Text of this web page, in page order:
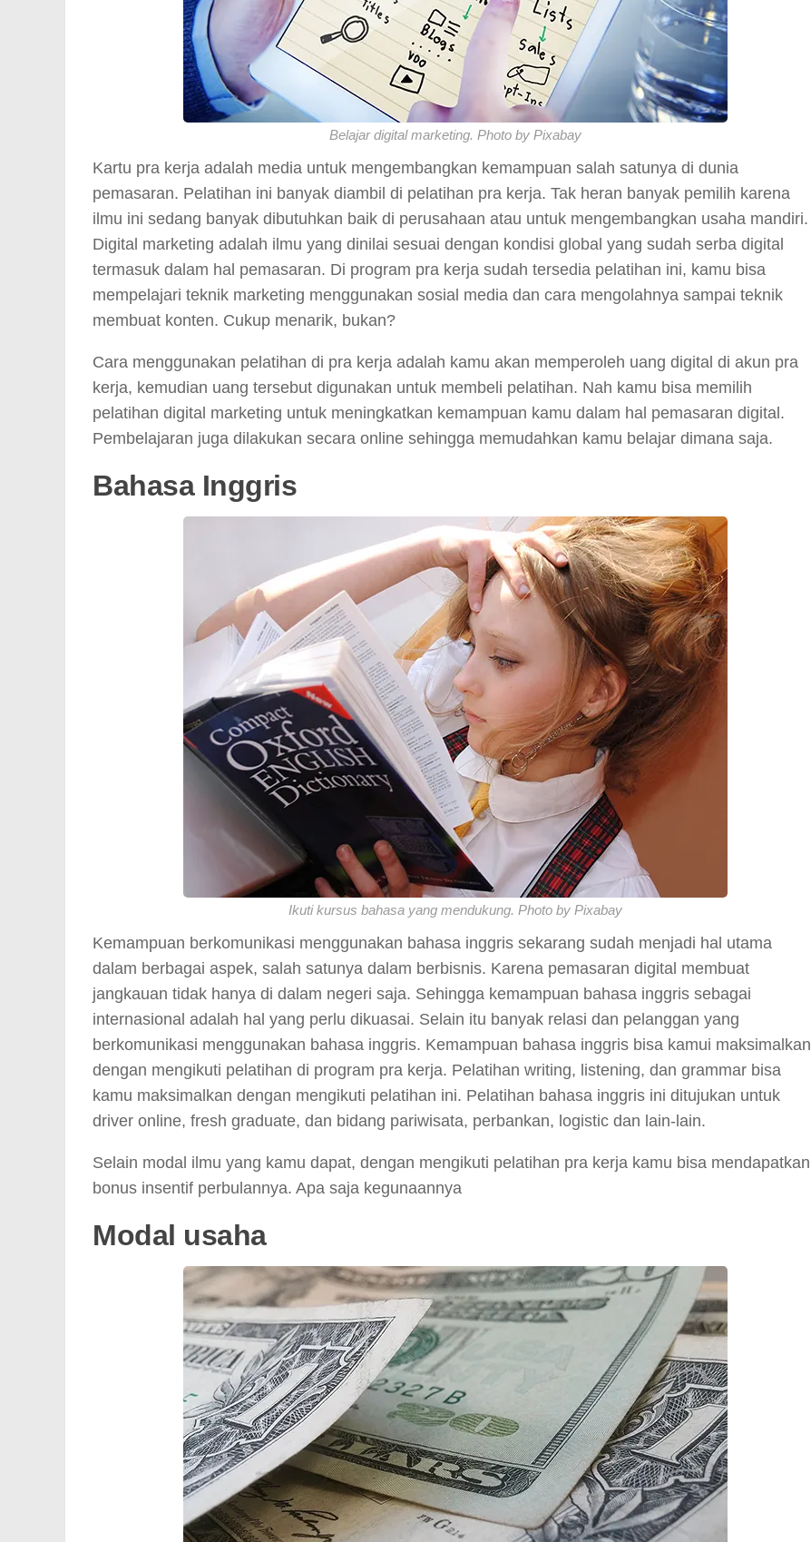
Belajar digital marketing. Photo by Pixabay
Kartu pra kerja adalah media untuk mengembangkan kemampuan salah satunya di dunia
pemasaran. Pelatihan ini banyak diambil di pelatihan pra kerja. Tak heran banyak pemilih karena
ilmu ini sedang banyak dibutuhkan baik di perusahaan atau untuk mengembangkan usaha mandiri.
Digital marketing adalah ilmu yang dinilai sesuai dengan kondisi global yang sudah serba digital
termasuk dalam hal pemasaran. Di program pra kerja sudah tersedia pelatihan ini, kamu bisa
mempelajari teknik marketing menggunakan sosial media dan cara mengolahnya sampai teknik
membuat konten. Cukup menarik, bukan?
Cara menggunakan pelatihan di pra kerja adalah kamu akan memperoleh uang digital di akun pra
kerja, kemudian uang tersebut digunakan untuk membeli pelatihan. Nah kamu bisa memilih
pelatihan digital marketing untuk meningkatkan kemampuan kamu dalam hal pemasaran digital.
Pembelajaran juga dilakukan secara online sehingga memudahkan kamu belajar dimana saja.
Bahasa Inggris
Ikuti kursus bahasa yang mendukung. Photo by Pixabay
Kemampuan berkomunikasi menggunakan bahasa inggris sekarang sudah menjadi hal utama
dalam berbagai aspek, salah satunya dalam berbisnis. Karena pemasaran digital membuat
jangkauan tidak hanya di dalam negeri saja. Sehingga kemampuan bahasa inggris sebagai
internasional adalah hal yang perlu dikuasai. Selain itu banyak relasi dan pelanggan yang
berkomunikasi menggunakan bahasa inggris. Kemampuan bahasa inggris bisa kamui maksimalkan
dengan mengikuti pelatihan di program pra kerja. Pelatihan writing, listening, dan grammar bisa
kamu maksimalkan dengan mengikuti pelatihan ini. Pelatihan bahasa inggris ini ditujukan untuk
driver online, fresh graduate, dan bidang pariwisata, perbankan, logistic dan lain-lain.
Selain modal ilmu yang kamu dapat, dengan mengikuti pelatihan pra kerja kamu bisa mendapatkan
bonus insentif perbulannya. Apa saja kegunaannya
Modal usaha